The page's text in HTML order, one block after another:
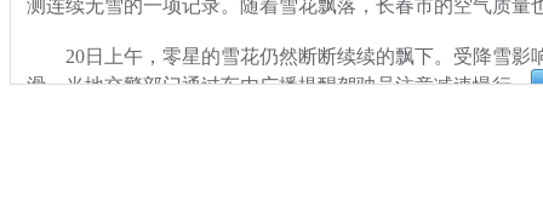
测连续无雪的一项记录。随着雪花飘落，长春市的空气质量
20日上午，零星的雪花仍然断断续续的飘下。受降雪影
滑，当地交警部门通过车内广播提醒驾驶员注意减速慢行。